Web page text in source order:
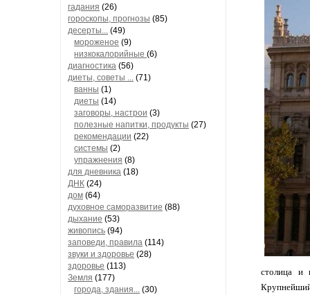
гадания (26)
гороскопы, прогнозы (85)
десерты... (49)
мороженое (9)
низкокалорийные (6)
диагностика (56)
диеты, советы ... (71)
ванны (1)
диеты (14)
заговоры, настрои (3)
полезные напитки, продукты (27)
рекомендации (22)
системы (2)
упражнения (8)
для дневника (18)
ДНК (24)
дом (64)
духовное саморазвитие (88)
дыхание (53)
живопись (94)
заповеди, правила (114)
звуки и здоровье (28)
здоровье (113)
Земля (177)
города, здания... (30)
столица и